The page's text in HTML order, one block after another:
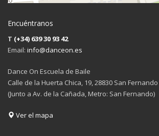
Encuéntranos
T (+34) 639 30 93 42
Email: info@danceon.es
Dance On Escuela de Baile
Calle de la Huerta Chica, 19, 28830 San
(Junto a Av. de la Cañada, Metro: San Fernando)
Ver el mapa